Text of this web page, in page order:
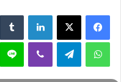
فيسبوك ‫X لينكدإن
واتساب تيلقرام